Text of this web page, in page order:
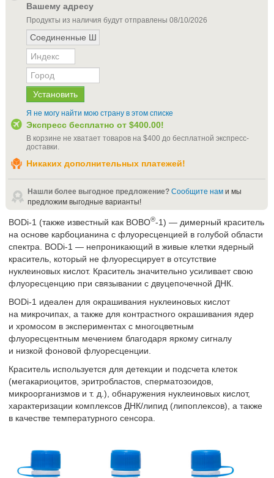
Вашему адресу
Продукты из наличия будут отправлены 08/10/2026
Я не могу найти мою страну в этом списке
Экспресс бесплатно от $400.00!
В корзине не хватает товаров на $400 до бесплатной экспресс-
доставки
Никаких дополнительных платежей!
Нашли более выгодное предложение? Сообщите нам и мы
предложим выгодные варианты!
BODi-1 (также известный как BOBO®-1) — димерный краситель
на основе карбоцианина с флуоресценцией в голубой области
спектра. BODi-1 — непроникающий в живые клетки ядерный
краситель, который не флуоресцирует в отсутствие
нуклеиновых кислот. Краситель значительно усиливает свою
флуоресценцию при связывании с двуцепочечной ДНК.
BODi-1 идеален для окрашивания нуклеиновых кислот
на микрочипах, а также для контрастного окрашивания ядер
и хромосом в экспериментах с многоцветным
флуоресцентным мечением благодаря яркому сигналу
и низкой фоновой флуоресценции.
Краситель используется для детекции и подсчета клеток
(мегакариоцитов, эритробластов, сперматозоидов,
микроорганизмов и т. д.), обнаружения нуклеиновых кислот,
характеризации комплексов ДНК/липид (липоплексов), а также
в качестве температурного сенсора.